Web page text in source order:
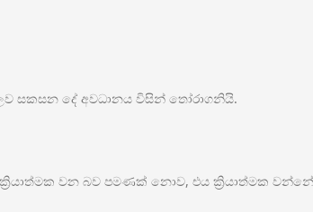
සකසන දේ අවධානය විසින් තෝරාගනියි.
වන බව පමණක් නොව, එය ක්‍රියාත්මක වන්නේ